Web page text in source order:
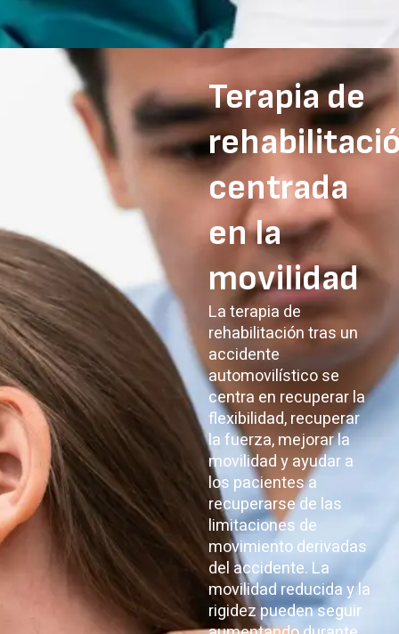
Terapia de
centrada
en la
movilidad
La terapia de
rehabilitación tras un
accidente
automovilístico se
centra en recuperar la
flexibilidad, recuperar
la fuerza, mejorar la
movilidad y ayudar a
los pacientes a
recuperarse de las
limitaciones de
movimiento derivadas
del accidente. La
movilidad reducida y la
rigidez pueden seguir